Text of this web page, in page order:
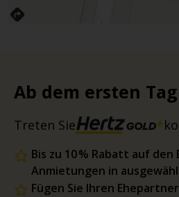
Ab dem ersten
Treten Sie
Bis zu 10 % Rabatt auf
Anmietungen in
Fügen Sie Ihren